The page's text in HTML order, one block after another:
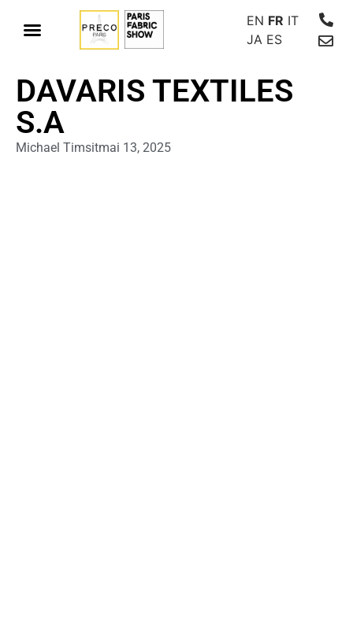
EN FR IT
JA ES
DAVARIS TEXTILES
S.A
Michael Timsitmai 13, 2025